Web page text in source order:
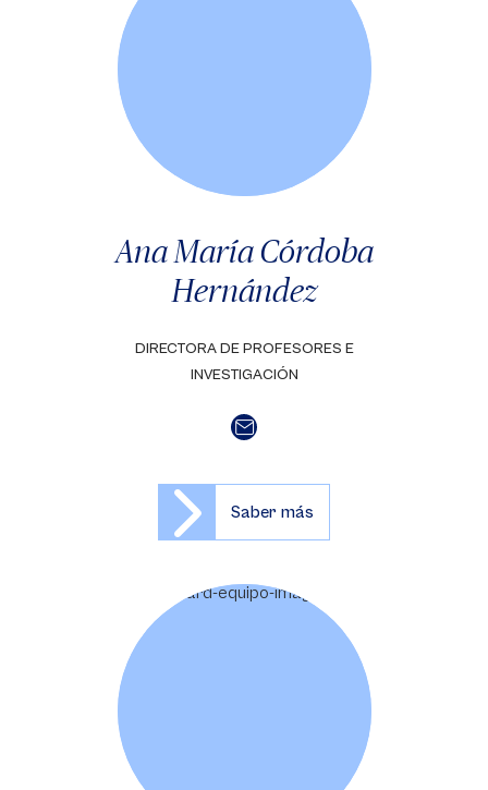
Ana María Córdoba
Hernández
DIRECTORA DE PROFESORES E
INVESTIGACIÓN
Saber más